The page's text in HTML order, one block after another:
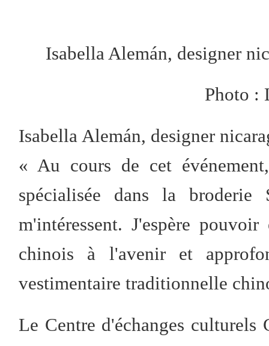
Isabella Alemán, designer
Photo :
Isabella Alemán, designer
« Au cours de cet
spécialisée dans la
m'intéressent. J'espère
chinois à l'avenir et
vestimentaire traditionnelle
Le Centre d'échanges